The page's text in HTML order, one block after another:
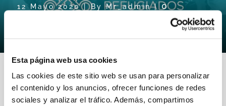
Esta página web usa cookies
Las cookies de este sitio web se usan para personalizar
el contenido y los anuncios, ofrecer funciones de redes
sociales y analizar el tráfico. Además, compartimos
12 Mayo 2020| ByMr_admin | 0